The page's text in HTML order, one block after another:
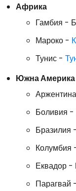
Африка
Гамбия -
Мароко -
Тунис -
Южна Америка
Боливия -
Бразилия
Колумбия
Еквадор -
Парагвай